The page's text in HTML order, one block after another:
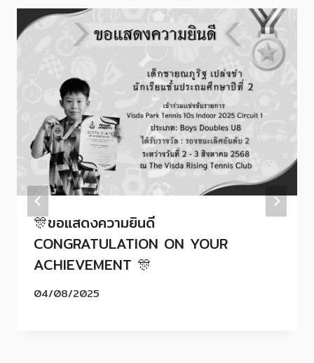
🎊ขอแสดงความยินดี
CONGRATULATION ON YOUR
ACHIEVEMENT 🎊
04/08/2025